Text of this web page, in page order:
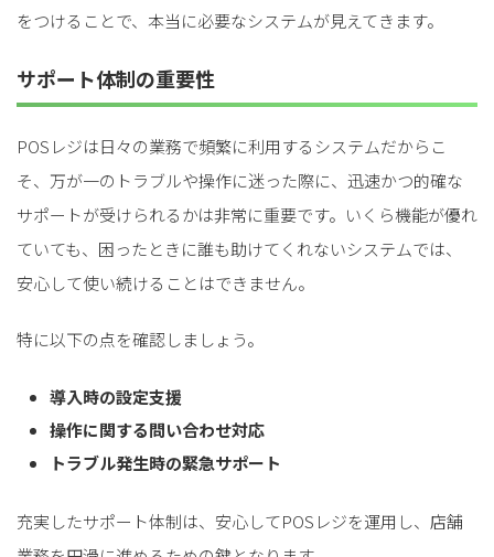
をつけることで、本当に必要なシステムが見えてきます。
サポート体制の重要性
POSレジは日々の業務で頻繁に利用するシステムだからこ
そ、万が一のトラブルや操作に迷った際に、迅速かつ的確な
サポートが受けられるかは非常に重要です。いくら機能が優れ
ていても、困ったときに誰も助けてくれないシステムでは、
安心して使い続けることはできません。
特に以下の点を確認しましょう。
導入時の設定支援
操作に関する問い合わせ対応
トラブル発生時の緊急サポート
充実したサポート体制は、安心してPOSレジを運用し、店舗